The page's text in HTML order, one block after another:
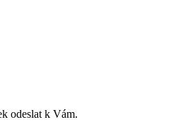
odeslat k Vám.